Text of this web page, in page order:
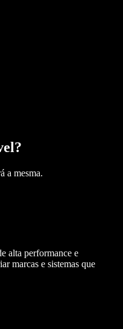
a mesma.
alta performance e
marcas e sistemas que